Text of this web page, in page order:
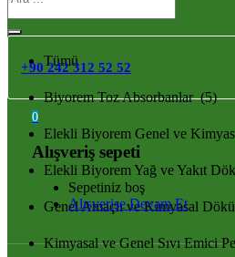
Tümü
Biyorem Toz Absorbanlar (5)
Elekli Biyorem Genel ve
Elekli Biyorem Yağ ve Yakıt
Genel Amaçlı ve Kimyasal
Kimyasal ve Genel Sıvı Emici
+90 242 312 52 52
0
Alışveriş sepeti
Sepetiniz boş
Alışverişe Devam Et